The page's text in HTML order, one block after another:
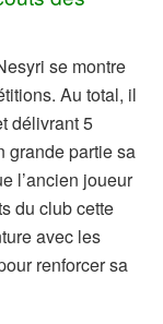
se montre
Au total, il
délivrant 5
grande partie sa
l’ancien joueur
du club cette
avec les
renforcer sa